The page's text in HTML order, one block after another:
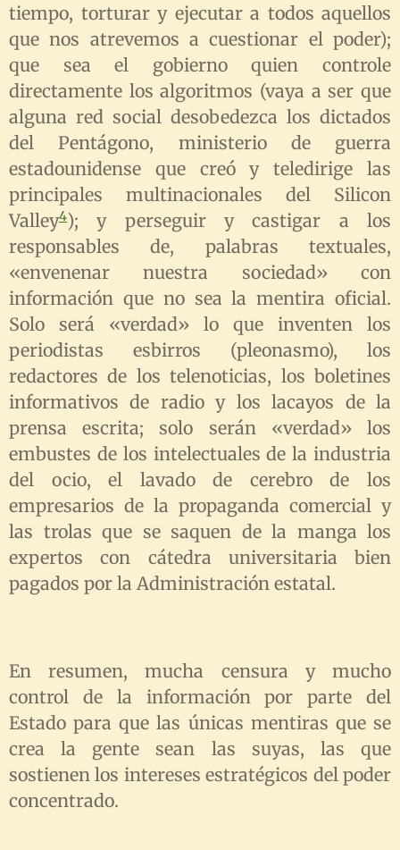
tiempo, torturar y ejecutar a todos aquellos
que nos atrevemos a cuestionar el poder);
que sea el gobierno quien controle
directamente los algoritmos (vaya a ser que
alguna red social desobedezca los dictados
del Pentágono, ministerio de guerra
estadounidense que creó y teledirige las
principales multinacionales del Silicon
Valley4); y perseguir y castigar a los
responsables de, palabras textuales,
«envenenar nuestra sociedad» con
información que no sea la mentira oficial.
Solo será «verdad» lo que inventen los
periodistas esbirros (pleonasmo), los
redactores de los telenoticias, los boletines
informativos de radio y los lacayos de la
prensa escrita; solo serán «verdad» los
embustes de los intelectuales de la industria
del ocio, el lavado de cerebro de los
empresarios de la propaganda comercial y
las trolas que se saquen de la manga los
expertos con cátedra universitaria bien
pagados por la Administración estatal.
En resumen, mucha censura y mucho
control de la información por parte del
Estado para que las únicas mentiras que se
crea la gente sean las suyas, las que
sostienen los intereses estratégicos del poder
concentrado.